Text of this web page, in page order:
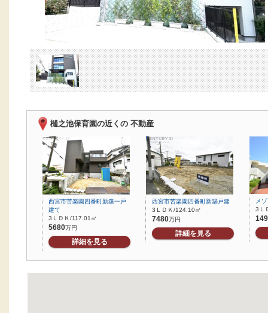
樋之池保育園の近くの 不動産
西宮市苦楽園四番町新築一戸
建て
3ＬＤＫ/117.01㎡
5680万円
詳細を見る
西宮市苦楽園四番町新築戸建
3ＬＤＫ/124.10㎡
7480万円
詳細を見る
メ
3Ｌ